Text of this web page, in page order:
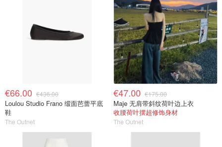
€66.00 €436.00
Loulou Studio Frano 缎面芭蕾平底
鞋
The Outnet
€47.00 €175.00
Maje 无肩带斜纹荷叶边上衣
收腰荷叶摆超修饰身材
The Outnet